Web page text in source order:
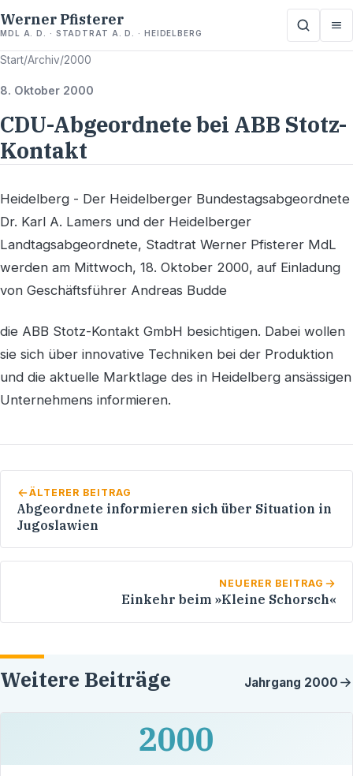
Werner Pfisterer
MDL A. D. · STADTRAT A. D. · HEIDELBERG
Start/Archiv/2000
8. Oktober 2000
CDU-Abgeordnete bei ABB Stotz-
Kontakt
Heidelberg - Der Heidelberger Bundestagsabgeordnete
Dr. Karl A. Lamers und der Heidelberger
Landtagsabgeordnete, Stadtrat Werner Pfisterer MdL
werden am Mittwoch, 18. Oktober 2000, auf Einladung
von Geschäftsführer Andreas Budde
die ABB Stotz-Kontakt GmbH besichtigen. Dabei wollen
sie sich über innovative Techniken bei der Produktion
und die aktuelle Marktlage des in Heidelberg ansässigen
Unternehmens informieren.
ÄLTERER BEITRAG
Abgeordnete informieren sich über Situation in
Jugoslawien
NEUERER BEITRAG
Einkehr beim »Kleine Schorsch«
Weitere Beiträge Jahrgang 2000
2000